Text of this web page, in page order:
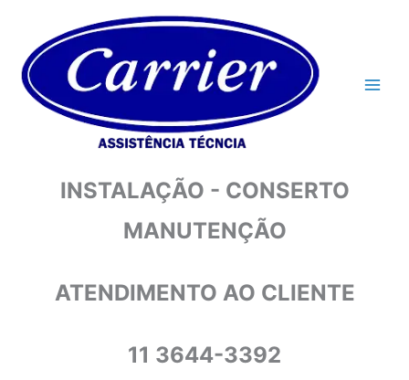
conteúdo
INSTALAÇÃO - CONSERTO
MANUTENÇÃO
ATENDIMENTO AO CLIENTE
11 3644-3392